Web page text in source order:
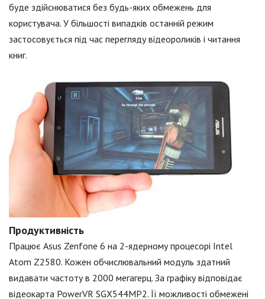
буде здійснюватися без будь-яких обмежень для
користувача. У більшості випадків останній режим
застосовується під час перегляду відеороликів і читання
книг.
Продуктивність
Працює Asus Zenfone 6 на 2-ядерному процесорі Intel
Atom Z2580. Кожен обчислювальний модуль здатний
видавати частоту в 2000 мегагерц. За графіку відповідає
відеокарта PowerVR SGX544MP2. Її можливості обмежені